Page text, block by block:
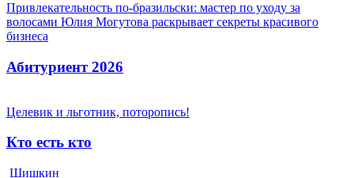
Привлекательность по-бразильски: мастер по уходу за
волосами Юлия Могутова раскрывает секреты красивого
бизнеса
Абитуриент 2026
Целевик и льготник, поторопись!
Кто есть кто
Шишкин